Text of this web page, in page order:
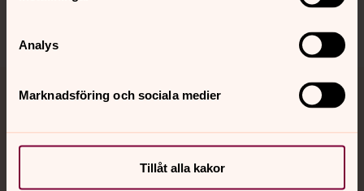
Analys
Marknadsföring och sociala medier
Tillåt alla kakor
Jourhavande präst
med en präst på kvällar och nätter.